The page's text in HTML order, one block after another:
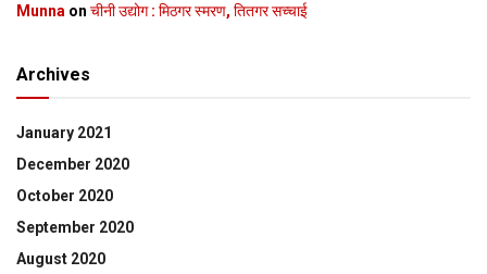
Munna on चीनी उद्योग : मिठगर स्‍मरण, तितगर सच्‍चाई
Archives
January 2021
December 2020
October 2020
September 2020
August 2020